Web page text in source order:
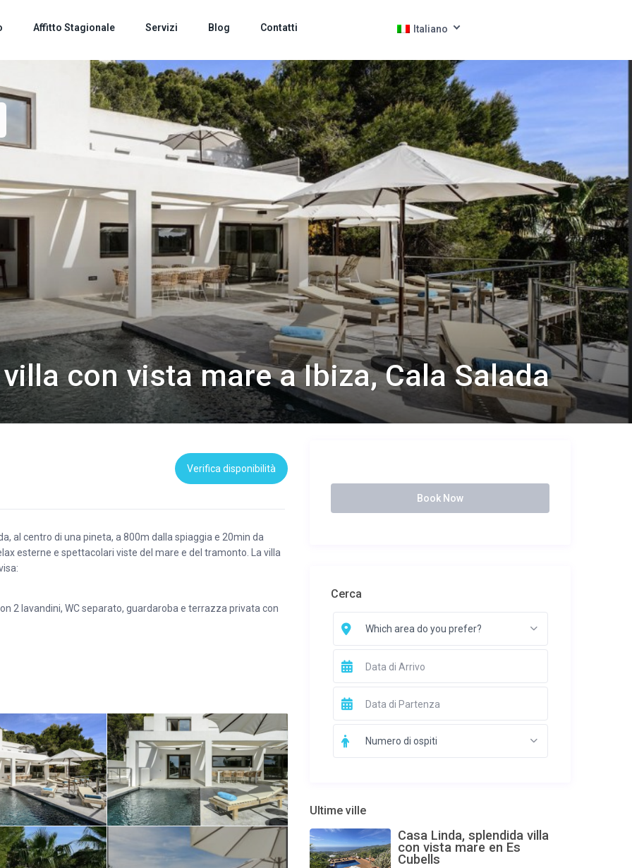
Affitto Stagionale Servizi Blog Contatti Italiano
con vista mare a Ibiza, Cala Salada
Verifica disponibilità
al centro di una pineta, a 800m dalla spiaggia e 20min da
esterne e spettacolari viste del mare e del tramonto. La villa
2 lavandini, WC separato, guardaroba e terrazza privata con
e piscina “infinity” fronte mare
e WC.
2 lavandini, WC separato, guardaroba e terrazza privata con
DVD, telefono, frigo e caffettiera Nespresso.
Book Now
Cerca
Which area do you prefer?
Numero di ospiti
Ultime ville
Casa Linda, splendida villa
con vista mare en Es
Cubells